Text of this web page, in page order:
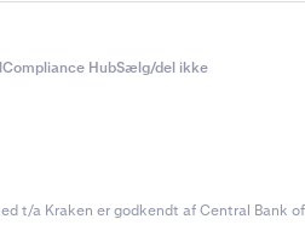
Compliance HubSælg/del ikke
a Kraken er godkendt af Central Bank